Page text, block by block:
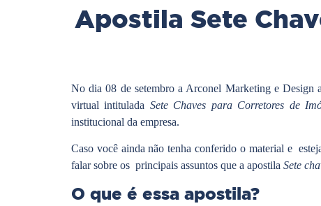
Apostila Sete
No dia 08 de setembro a Arconel Marketing e Design
virtual intitulada Sete Chaves para Corretores de
institucional da empresa.
Caso você ainda não tenha conferido o material e
falar sobre os principais assuntos que a apostila Sete
O que é essa apostila?